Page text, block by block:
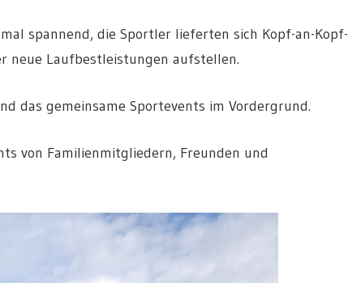
spannend, die Sportler lieferten sich Kopf-an-Kopf-
neue Laufbestleistungen aufstellen.
das gemeinsame Sportevents im Vordergrund.
von Familienmitgliedern, Freunden und